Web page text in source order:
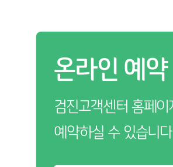
온라인 예약
검진고객센터 홈페이
예약하실 수 있습니